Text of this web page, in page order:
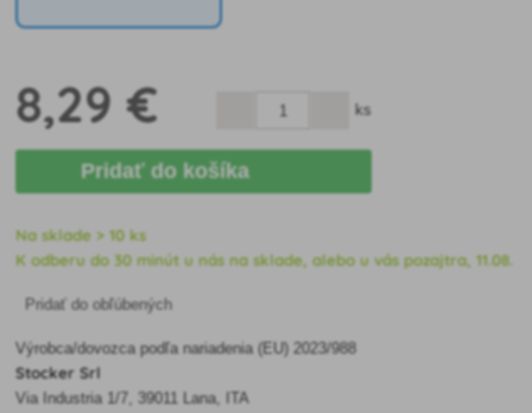
8,29 € ks
Pridať do košíka
Na sklade > 10 ks
K odberu do 30 minút u nás na sklade, alebo u vás pozajtra, 11.08.
Pridať do obľúbených
Výrobca/dovozca podľa nariadenia (EU) 2023/988
Stocker Srl
Via Industria 1/7, 39011 Lana, ITA